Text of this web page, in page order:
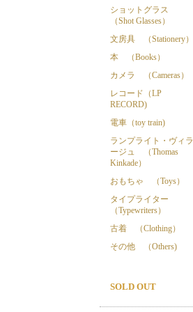
ショットグラス
（Shot Glasses）
文房具 （Stationery）
本 （Books）
カメラ （Cameras）
レコード（LP
RECORD)
電車（toy train)
ランプライト・ヴィラ
ージュ （Thomas
Kinkade）
おもちゃ （Toys）
タイプライター
（Typewriters）
古着 （Clothing）
その他 （Others)
SOLD OUT